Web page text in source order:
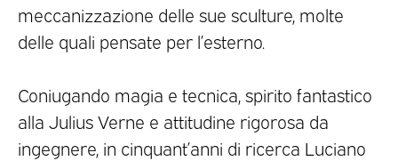
meccanizzazione delle sue sculture, molte
delle quali pensate per l’esterno.
Coniugando magia e tecnica, spirito fantastico
alla Julius Verne e attitudine rigorosa da
ingegnere, in cinquant’anni di ricerca Luciano